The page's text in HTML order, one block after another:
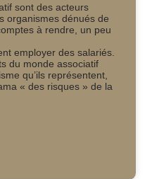
sont des acteurs
organismes dénués de
à rendre, un peu
employer des salariés.
du monde associatif
qu’ils représentent,
« des risques » de la